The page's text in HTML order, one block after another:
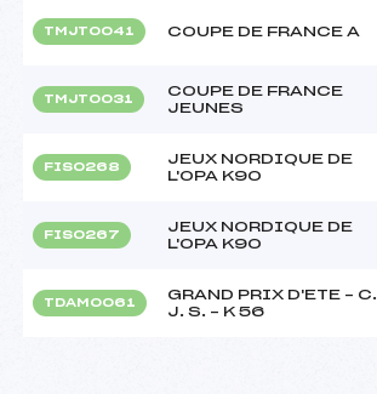
TMJT0041 COUPE DE FRANCE A
TMJT0031
COUPE DE FRANCE
JEUNES
FIS0268
JEUX NORDIQUE DE
L'OPA K90
FIS0267
JEUX NORDIQUE DE
L'OPA K90
TDAM0061
GRAND PRIX D'ETE – C.
J. S. – K 56